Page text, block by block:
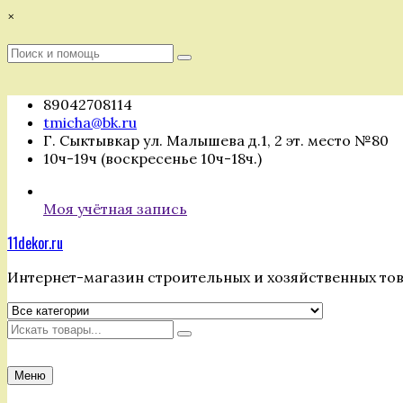
Перейти
содержимому
×
Поиск
Поиск
89042708114
tmicha@bk.ru
Г. Сыктывкар ул. Малышева д.1, 2 эт. место №80
10ч-19ч (воскресенье 10ч-18ч.)
Моя учётная запись
11dekor.ru
Интернет-магазин строительных и хозяйственных
Искать
Меню